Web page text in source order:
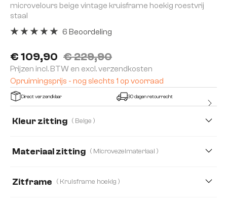
microvelours beige vintage kruisframe hoekig roestvrij
staal
€ 109,90 € 229,90
Prijzen incl. BTW en excl. verzendkosten
Opruimingsprijs - nog slechts 1 op voorraad
6 Beoordeling
Direct verzendklaar 30 dagen retourrecht
Kleur zitting ( Beige )
Materiaal zitting ( Microvezelmateriaal )
Zitframe ( Kruisframe hoekig )